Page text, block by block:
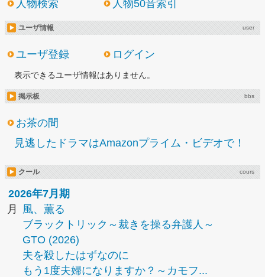
人物検索
人物50音索引
ユーザ情報 user
ユーザ登録 ログイン
表示できるユーザ情報はありません。
掲示板 bbs
お茶の間
見逃したドラマはAmazonプライム・ビデオで！
クール cours
2026年7月期
月
風、薫る
ブラックトリック～裁きを操る弁護人～
GTO (2026)
夫を殺したはずなのに
もう1度夫婦になりますか？～カモフ...